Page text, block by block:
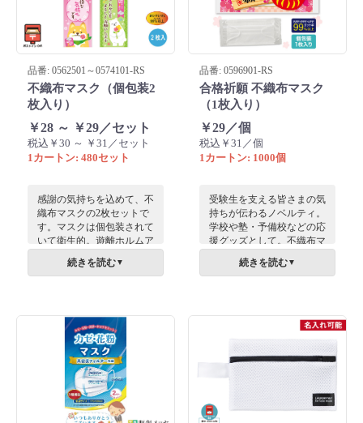
品番: 0562501～0574101-RS
不織布マスク（個包装2
枚入り）
￥28 ～ ￥29／セット
税込￥30 ～ ￥31／セット
1カートン: 480セット
感謝の気持ちを込めて、不
織布マスクの2枚セットで
す。マスクは個包装されて
いて衛生的。遊離ホルムア
に優しいマスクです。
刺ポケットも付いているの
で名刺やチラシを入れてお
配りしてもOK。
続きを読む▼
品番: 0596901-RS
合格祈願 不織布マスク
（1枚入り）
￥29／個
税込￥31／個
1カートン: 1000個
受験生を支える皆さまの気
持ちが伝わるノベルティ。
学校や塾・予備校などの応
援グッズとして。不織布マ
適な、風邪やインフルエン
続きを読む▼